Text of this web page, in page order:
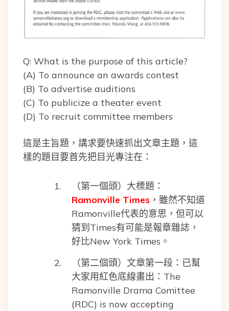
Q: What is the purpose of this article?
(A) To announce an awards contest
(B) To advertise auditions
(C) To publicize a theater event
(D) To recruit committee members
這是主旨題，講求要快速抓出文章主題，這
樣的題目要首先把目光專注在：
（第一個頭）大標題：
Ramonville Times ，雖然不知道
Ramonville代表的意思，但可以
猜到Times有可能是報章雜誌，
好比New York Times。
（第二個頭）文章第一段：已幫
大家用紅色底線畫出：The
Ramonville Drama Comittee
(RDC) is now accepting